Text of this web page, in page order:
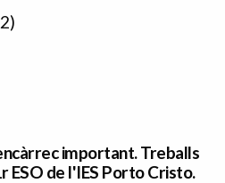
important. Treballs
ESO de l'IES Porto Cristo.